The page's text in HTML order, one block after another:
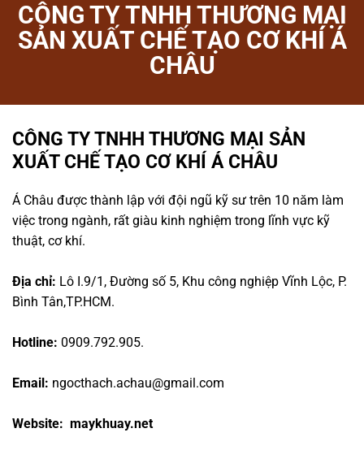
CÔNG TY TNHH THƯƠNG MẠI
SẢN XUẤT CHẾ TẠO CƠ KHÍ Á
CHÂU
CÔNG TY TNHH THƯƠNG MẠI SẢN
XUẤT CHẾ TẠO CƠ KHÍ Á CHÂU
Á Châu được thành lập với đội ngũ kỹ sư trên 10 năm làm
việc trong ngành, rất giàu kinh nghiệm trong lĩnh vực kỹ
thuật, cơ khí.
Địa chỉ: Lô I.9/1, Đường số 5, Khu công nghiệp Vĩnh Lộc, P.
Bình Tân,TP.HCM.
Hotline: 0909.792.905.
Email: ngocthach.achau@gmail.com
Website: maykhuay.net